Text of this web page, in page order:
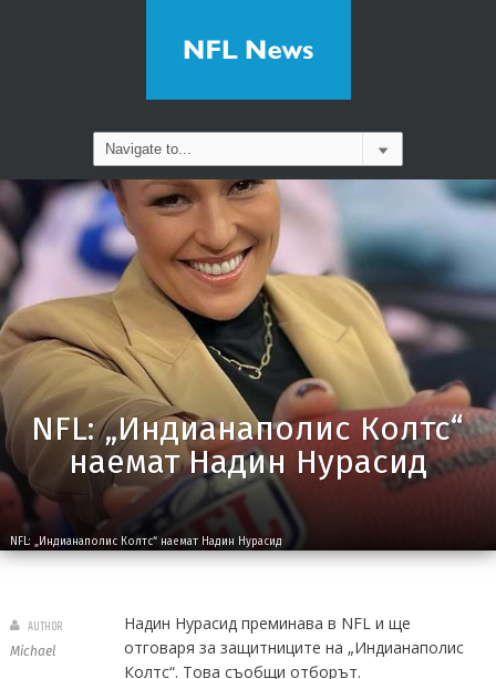
NFL: „Индианаполис Колтс“
наемат Надин Нурасид
NFL: „Индианаполис Колтс“ наемат Надин Нурасид
Надин Нурасид преминава в NFL и ще
отговаря за защитниците на „Индианаполис
Колтс“. Това съобщи отборът.
AUTHOR
Michael